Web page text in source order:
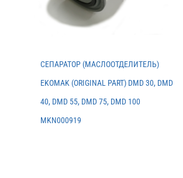
СЕПАРАТОР (МАСЛООТДЕЛИТЕЛЬ)
EKOMAK (ORIGINAL PART) DMD 30, DMD
40, DMD 55, DMD 75, DMD 100
MKN000919